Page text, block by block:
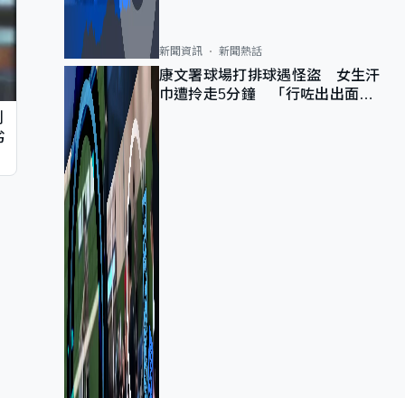
新聞資訊 新聞熱話
康文署球場打排球遇怪盜 女生汗
巾遭拎走5分鐘 「行咗出出面唔